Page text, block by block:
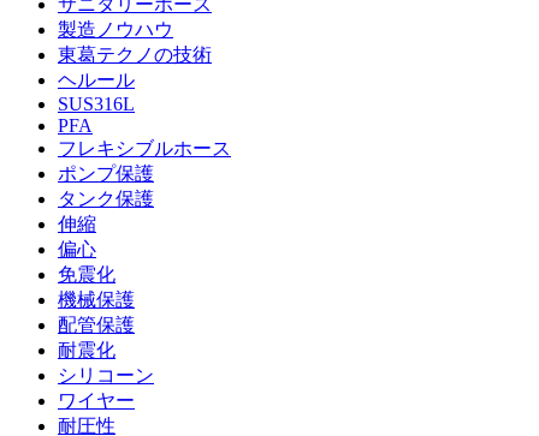
製造ノウハウ
東葛テクノの技術
ヘルール
SUS316L
PFA
フレキシブルホース
ポンプ保護
タンク保護
伸縮
偏心
免震化
機械保護
配管保護
耐震化
シリコーン
ワイヤー
耐圧性